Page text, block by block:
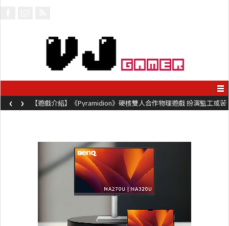
【遊戲介紹】《Pyramidion》硬核雙人合作物理遊戲 扮演監工或苦
工奮力鞭打對方前進
‹ ›